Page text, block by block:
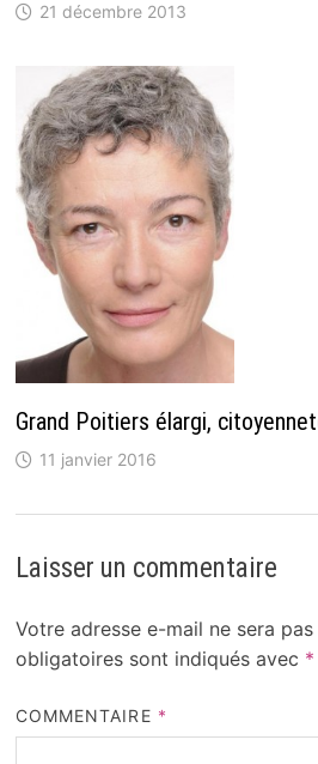
21 décembre 2013
Grand Poitiers élargi,
11 janvier 2016
Laisser un commentaire
Votre adresse e-mail ne sera pas
obligatoires sont indiqués avec *
COMMENTAIRE *